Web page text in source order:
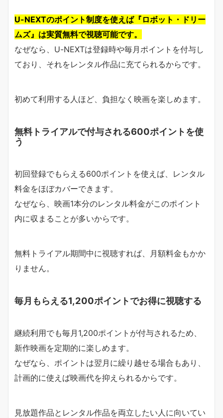
U-NEXTのポイント制度を使えば『ロボット・ドリー
ムズ』は実質無料で視聴可能です。
なぜなら、U-NEXTは登録時や毎月ポイントを付与し
ており、それをレンタル作品に充てられるからです。
初めて利用する人ほど、負担なく映画を楽しめます。
無料トライアルで付与される600ポイントを使
う
初回登録でもらえる600ポイントを使えば、レンタル
料金をほぼカバーできます。
なぜなら、映画1本分のレンタル料金がこのポイント
内に収まることが多いからです。
無料トライアル期間中に視聴すれば、月額料金もかか
りません。
毎月もらえる1,200ポイントでお得に視聴する
継続利用でも毎月1,200ポイントが付与されるため、
新作映画を定期的に楽しめます。
なぜなら、ポイントは翌月に繰り越せる場合もあり、
計画的に使えば映画代を抑えられるからです。
見放題作品とレンタル作品を両立したい人に向いてい